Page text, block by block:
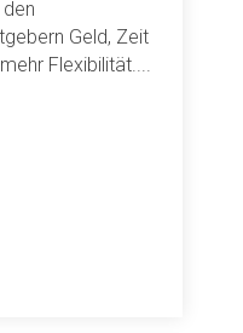
Geld, Zeit
Flexibilität....